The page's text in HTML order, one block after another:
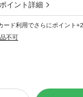
ポイント詳細
ード利用でさらにポイント
不可